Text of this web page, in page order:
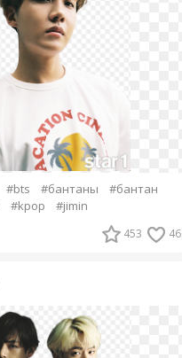
#bts #бантаны
#бантан
#kpop #jimin
453 46